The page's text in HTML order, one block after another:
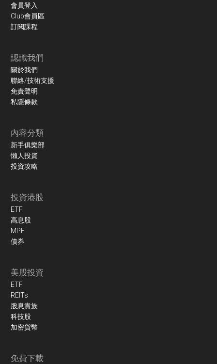
會員登入
Club會員區
訂閱課程
認識我們
關於我們
聯絡/技術支援
免責聲明
私隱條款
內容分類
新手俱樂部
懶人投資
投資攻略
投資港股
ETF
高息股
MPF
債券
美股投資
ETF
REITs
股息貴族
科技股
加密貨幣
免費下載